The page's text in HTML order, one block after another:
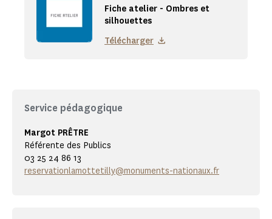
Fiche atelier - Ombres et
silhouettes
Télécharger
Service pédagogique
Margot PRÊTRE
Référente des Publics
03 25 24 86 13
reservationlamottetilly@monuments-nationaux.fr